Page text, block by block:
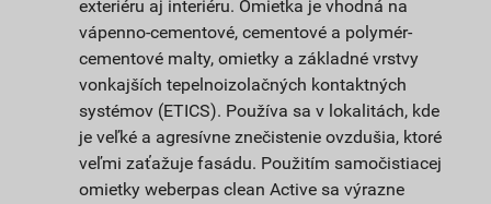
exteriéru aj interiéru. Omietka je vhodná na
vápenno-cementové, cementové a polymér-
cementové malty, omietky a základné vrstvy
vonkajších tepelnoizolačných kontaktných
systémov (ETICS). Používa sa v lokalitách, kde
je veľké a agresívne znečistenie ovzdušia, ktoré
veľmi zaťažuje fasádu. Použitím samočistiacej
omietky weberpas clean Active sa výrazne